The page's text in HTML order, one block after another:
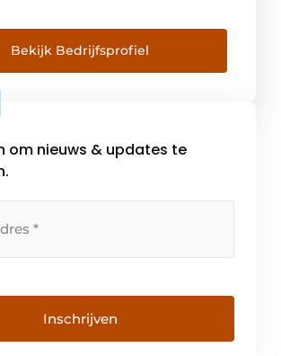
op het gebied van
kwaliteit in gesloten HVAC
Tegenwoordig zijn we nog steeds
met aanwezigheid over de
Het is onze toewijding om […]
Bekijk Bedrijfsprofiel
om nieuws & updates te
Inschrijven